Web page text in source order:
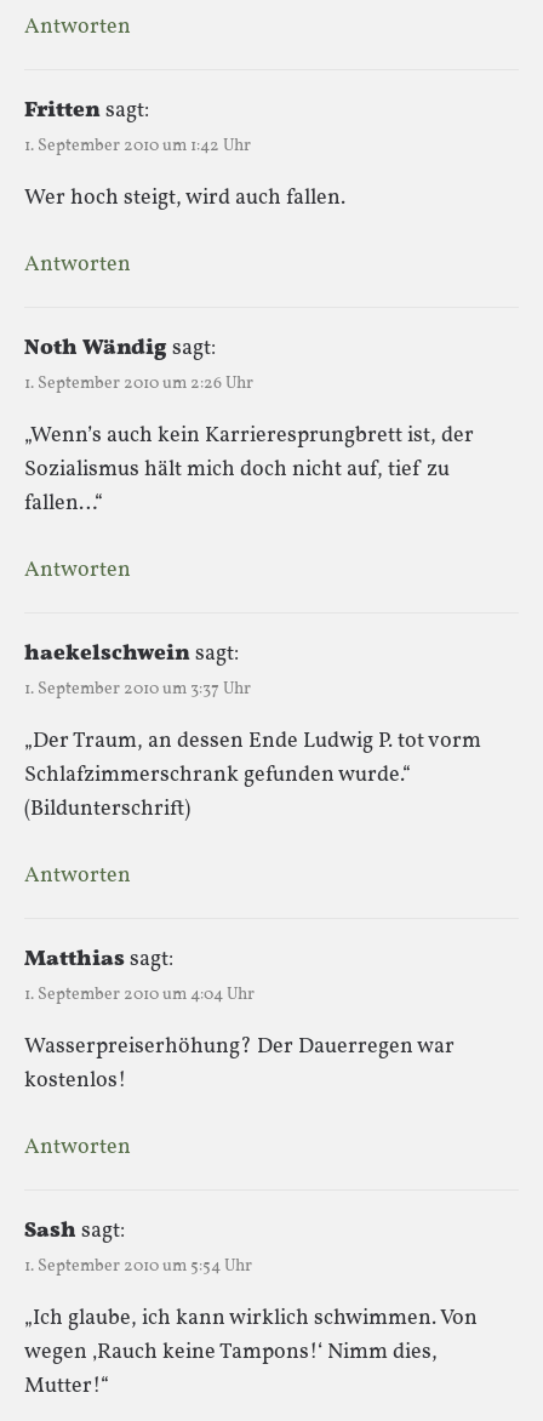
Antworten
Frittensagt:
1. September 2010 um 1:42 Uhr
Wer hoch steigt, wird auch fallen.
Antworten
Noth Wändigsagt:
1. September 2010 um 2:26 Uhr
„Wenn’s auch kein Karrieresprungbrett ist, der
Sozialismus hält mich doch nicht auf, tief zu
fallen…“
Antworten
haekelschweinsagt:
1. September 2010 um 3:37 Uhr
„Der Traum, an dessen Ende Ludwig P. tot vorm
Schlafzimmerschrank gefunden wurde.“
(Bildunterschrift)
Antworten
Matthiassagt:
1. September 2010 um 4:04 Uhr
Wasserpreiserhöhung? Der Dauerregen war
kostenlos!
Antworten
Sash sagt:
1. September 2010 um 5:54 Uhr
„Ich glaube, ich kann wirklich schwimmen. Von
wegen ‚Rauch keine Tampons!‘ Nimm dies,
Mutter!“